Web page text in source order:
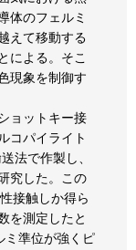
体のフェルミ
えて移動する
による。そこ
現象を制御す
ョットキー接
コパイライト
法で作製し、
究した。この
接触しか得ら
を測定したと
ミ準位が強くピ